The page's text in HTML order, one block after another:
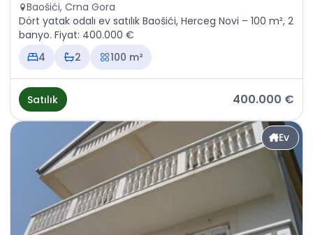
Baošići, Crna Gora
Dört yatak odalı ev satılık Baošići, Herceg Novi – 100 m², 2
banyo. Fiyat: 400.000 €
4
2 100 m²
Satılık 400.000 €
Ev